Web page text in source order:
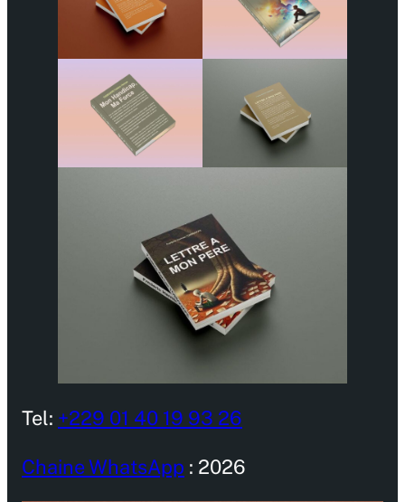
Tel: +229 01 40 19 93 26
Chaine WhatsApp : 2026